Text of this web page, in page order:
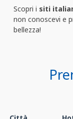
Scopri i siti
non conoscevi e
bellezza!